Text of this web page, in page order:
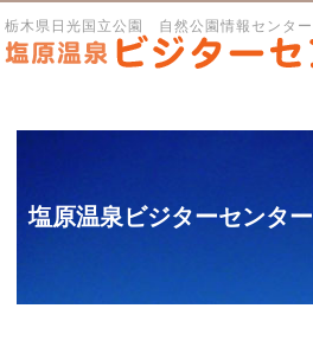
栃木県日光国立公園 自然公園情報センター
塩原温泉ビジターセンタ